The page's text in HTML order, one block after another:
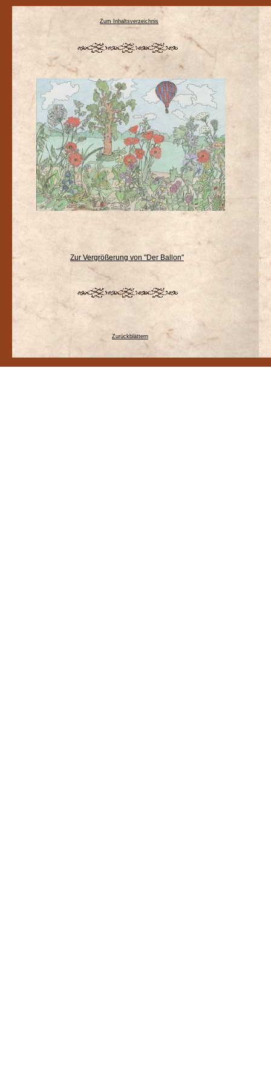
Zur Vergrößerung von "Der Ballon"
Zurückblättern
Zum Inhaltsverzeichnis